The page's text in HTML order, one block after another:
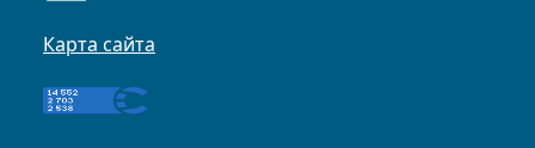
Карта сайта